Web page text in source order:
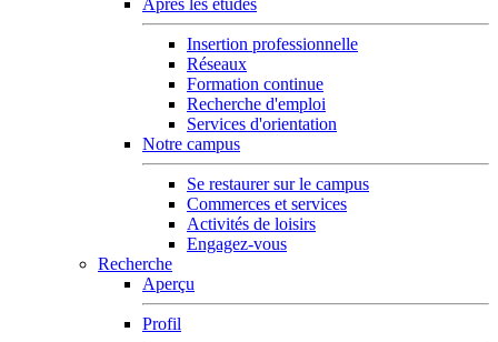
Après les études
Insertion professionnelle
Réseaux
Formation continue
Recherche d'emploi
Services d'orientation
Notre campus
Se restaurer sur le campus
Commerces et services
Activités de loisirs
Engagez-vous
Recherche
Aperçu
Profil